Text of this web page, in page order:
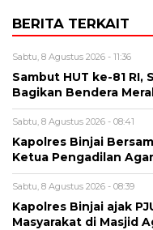
BERITA TERKAIT
Sabtu, 8 Agustus 2026 - 11:36
Sambut HUT ke-81
Bagikan Bendera
Sabtu, 8 Agustus 2026 - 08:41
Kapolres Binjai
Ketua Pengadilan
Sabtu, 8 Agustus 2026 - 08:39
Kapolres Binjai ajak
Masyarakat di Masjid